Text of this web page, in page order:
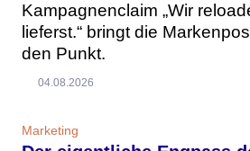
Kampagnenclaim „Wir
lieferst.“ bringt die
den Punkt.
04.08.2026
Marketing